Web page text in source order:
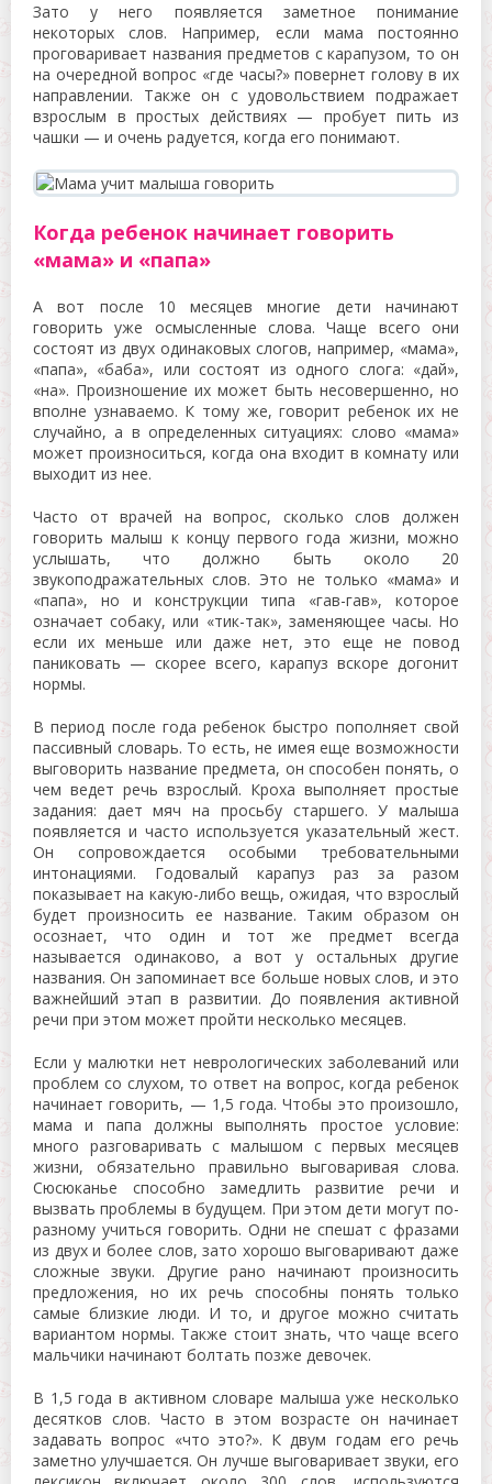
Зато у него появляется заметное понимание
некоторых слов. Например, если мама постоянно
проговаривает названия предметов с карапузом, то он
на очередной вопрос «где часы?» повернет голову в их
направлении. Также он с удовольствием подражает
взрослым в простых действиях — пробует пить из
чашки — и очень радуется, когда его понимают.
Когда ребенок начинает говорить
«мама» и «папа»
А вот после 10 месяцев многие дети начинают
говорить уже осмысленные слова. Чаще всего они
состоят из двух одинаковых слогов, например, «мама»,
«папа», «баба», или состоят из одного слога: «дай»,
«на». Произношение их может быть несовершенно, но
вполне узнаваемо. К тому же, говорит ребенок их не
случайно, а в определенных ситуациях: слово «мама»
может произноситься, когда она входит в комнату или
выходит из нее.
Часто от врачей на вопрос, сколько слов должен
говорить малыш к концу первого года жизни, можно
услышать, что должно быть около 20
звукоподражательных слов. Это не только «мама» и
«папа», но и конструкции типа «гав-гав», которое
означает собаку, или «тик-так», заменяющее часы. Но
если их меньше или даже нет, это еще не повод
паниковать — скорее всего, карапуз вскоре догонит
нормы.
В период после года ребенок быстро пополняет свой
пассивный словарь. То есть, не имея еще возможности
выговорить название предмета, он способен понять, о
чем ведет речь взрослый. Кроха выполняет простые
задания: дает мяч на просьбу старшего. У малыша
появляется и часто используется указательный жест.
Он сопровождается особыми требовательными
интонациями. Годовалый карапуз раз за разом
показывает на какую-либо вещь, ожидая, что взрослый
будет произносить ее название. Таким образом он
осознает, что один и тот же предмет всегда
называется одинаково, а вот у остальных другие
названия. Он запоминает все больше новых слов, и это
важнейший этап в развитии. До появления активной
речи при этом может пройти несколько месяцев.
Если у малютки нет неврологических заболеваний или
проблем со слухом, то ответ на вопрос, когда ребенок
начинает говорить, — 1,5 года. Чтобы это произошло,
мама и папа должны выполнять простое условие:
много разговаривать с малышом с первых месяцев
жизни, обязательно правильно выговаривая слова.
Сюсюканье способно замедлить развитие речи и
вызвать проблемы в будущем. При этом дети могут по-
разному учиться говорить. Одни не спешат с фразами
из двух и более слов, зато хорошо выговаривают даже
сложные звуки. Другие рано начинают произносить
предложения, но их речь способны понять только
самые близкие люди. И то, и другое можно считать
вариантом нормы. Также стоит знать, что чаще всего
мальчики начинают болтать позже девочек.
В 1,5 года в активном словаре малыша уже несколько
десятков слов. Часто в этом возрасте он начинает
задавать вопрос «что это?». К двум годам его речь
заметно улучшается. Он лучше выговаривает звуки, его